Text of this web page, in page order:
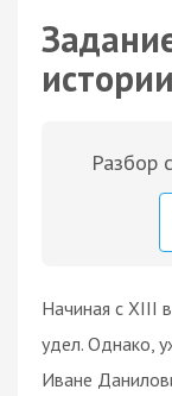
Разбор
Начиная с XIII
удел. Однако,
Иване